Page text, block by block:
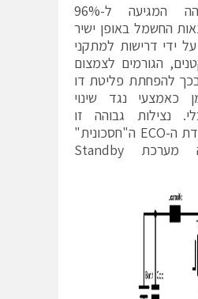
הנצילות הגבוהה המגיעה ל-96%
החשמל באופן ישיר
על ידי דרישות למתקני
הגורמים לצמצום
להפחתת פליטת דו
כאמצעי נגד שינוי
נצילות גבוהה זו
מייתרת את עבודת ה-ECO ה"חסכונית"
שהיא למעשה מערכת Standby